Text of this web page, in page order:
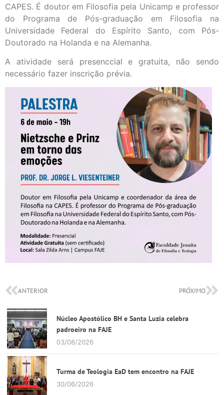
CAPES. É doutor em Filosofia pela Unicamp e professor
do Programa de Pós-graduação em Filosofia na
Universidade Federal do Espírito Santo, com Pós-
Doutorado na Holanda e na Alemanha.
A atividade será presenccial e gratuita, não sendo
necessário fazer inscrição prévia.
ANTERIOR PRÓXIMO
Núcleo Apostólico BH e Santa Luzia celebra
padroeiro na FAJE
03/08/2026
Turma de Teologia EaD tem encontro na FAJE
30/06/2026